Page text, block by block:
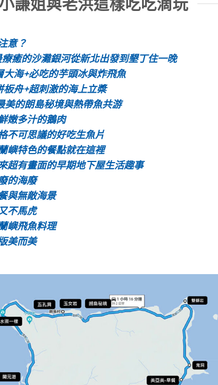
意？
癒的沙灘銀河從新北出發到墾丁住一晚
海+必吃的芋頭冰與炸飛魚
舟+超刺激的海上立槳
的朗島秘境與熱帶魚共游
嫩多汁的鵝肉
不可思議的好吃生魚片
嶼特色的餐點就在這裡
超有畫面的早期地下屋生活趣事
的海廢
與無敵海景
不馬虎
嶼飛魚料理
美而美